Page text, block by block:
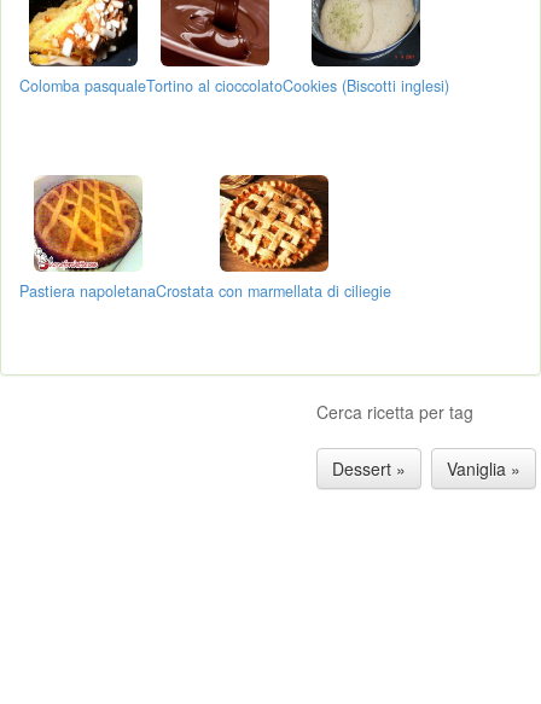
Colomba pasqualeTortino al cioccolatoCookies (Biscotti inglesi)
Pastiera napoletanaCrostata con marmellata di ciliegie
Cerca ricetta per tag
Dessert » Vaniglia »